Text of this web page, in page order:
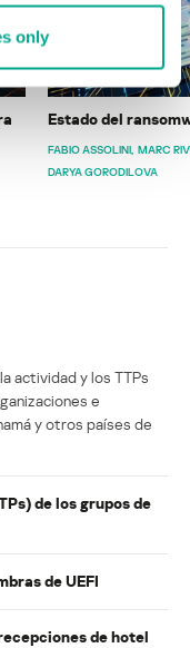
only
Estado del
FABIO ASSOLINI MARC
DARYA GORODILOVA
actividad y los TTPs
e
y otros países de
de los grupos de
de UEFI
de hotel